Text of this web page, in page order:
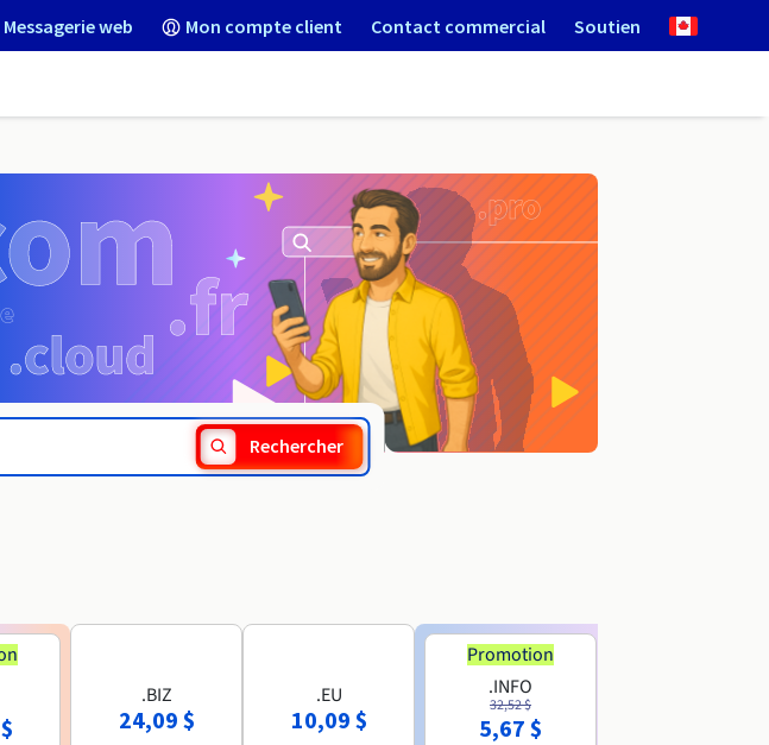
Messagerie web Mon compte client Contact commercial Soutien
Rechercher
.BIZ
24,09 $
.EU
10,09 $
Promotion
.INFO
32,52 $
5,67 $